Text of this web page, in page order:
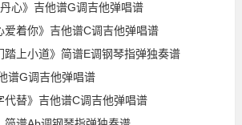
心》吉他谱G调吉他弹唱谱
爱着你》吉他谱C调吉他弹唱谱
踏上小道》简谱E调钢琴指弹独奏谱
谱G调吉他弹唱谱
代替》吉他谱C调吉他弹唱谱